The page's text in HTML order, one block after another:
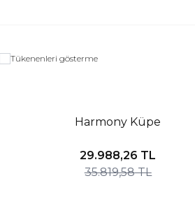
Tükenenleri gösterme
Harmony Küpe
29.988,26 TL
35.819,58TL